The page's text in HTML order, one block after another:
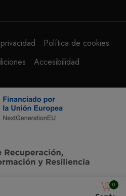
0
Política de cookies
Accesibilidad